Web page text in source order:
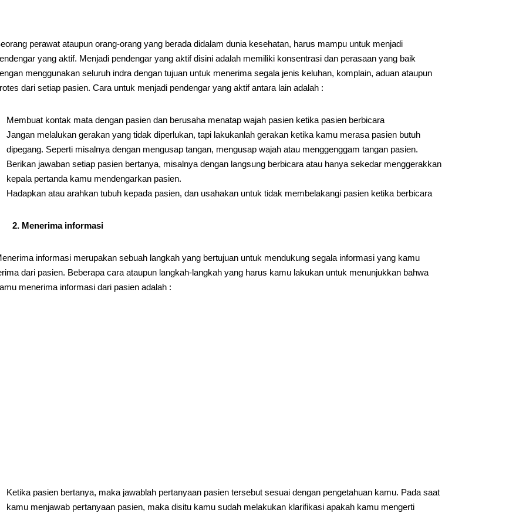
perawat ataupun orang-orang yang berada didalam dunia kesehatan, harus mampu untuk menjadi
yang aktif. Menjadi pendengar yang aktif disini adalah memiliki konsentrasi dan perasaan yang baik
menggunakan seluruh indra dengan tujuan untuk menerima segala jenis keluhan, komplain, aduan ataupun
dari setiap pasien. Cara untuk menjadi pendengar yang aktif antara lain adalah :
Membuat kontak mata dengan pasien dan berusaha menatap wajah pasien ketika pasien berbicara
Jangan melalukan gerakan yang tidak diperlukan, tapi lakukanlah gerakan ketika kamu merasa pasien butuh
dipegang. Seperti misalnya dengan mengusap tangan, mengusap wajah atau menggenggam tangan pasien.
Berikan jawaban setiap pasien bertanya, misalnya dengan langsung berbicara atau hanya sekedar menggerakkan
kepala pertanda kamu mendengarkan pasien.
Hadapkan atau arahkan tubuh kepada pasien, dan usahakan untuk tidak membelakangi pasien ketika berbicara
2. Menerima informasi
informasi merupakan sebuah langkah yang bertujuan untuk mendukung segala informasi yang kamu
dari pasien. Beberapa cara ataupun langkah-langkah yang harus kamu lakukan untuk menunjukkan bahwa
menerima informasi dari pasien adalah :
Ketika pasien bertanya, maka jawablah pertanyaan pasien tersebut sesuai dengan pengetahuan kamu. Pada saat
kamu menjawab pertanyaan pasien, maka disitu kamu sudah melakukan klarifikasi apakah kamu mengerti